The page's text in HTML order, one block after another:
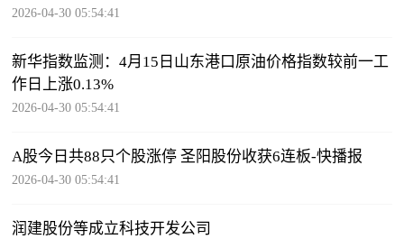
2026-04-30 05:54:41
新华指数监测：4月15日山东港口原油价格指数较前一工
作日上涨0.13%
2026-04-30 05:54:41
A股今日共88只个股涨停 圣阳股份收获6连板-快播报
2026-04-30 05:54:41
润建股份等成立科技开发公司